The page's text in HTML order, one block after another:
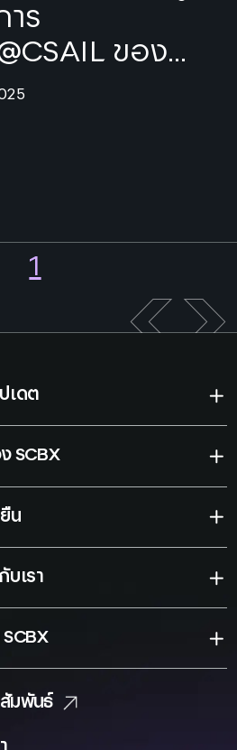
ร
ของ
วัตกรรมระดับ
1
เดต
SCBX
น
บเรา
มพันธ์